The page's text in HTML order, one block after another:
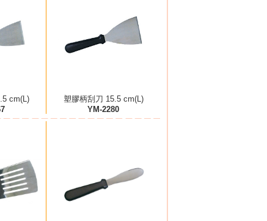
cm(L)
塑膠柄刮刀 15.5 cm(L)
YM-2280